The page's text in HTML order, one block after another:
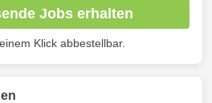
Jobs erhalten
Klick abbestellbar.